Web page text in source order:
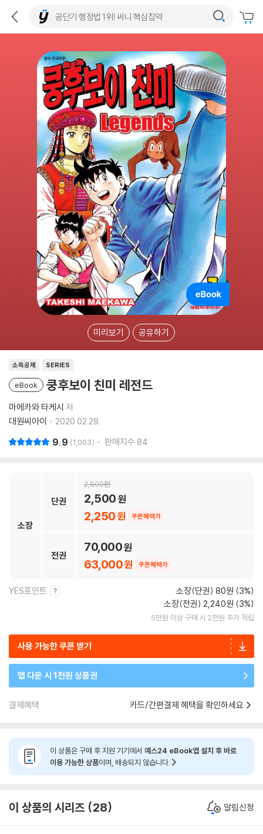
미리보기 공유하기
소득공제 SERIES
eBook 쿵후보이 친미 레전드
마에카와 타케시 저
대원씨아이
2020.02.28.
9.9 1,003 판매지수 84
소장
단권
2,500
2,250 쿠폰혜택가
2,500
전권
63,000 쿠폰혜택가
70,000
YES포인트
소장(단권) 80원 (3%)
소장(전권) 2,240원 (3%)
5만원 이상 구매 시 2천원 추가 적립
사용 가능한 쿠폰 받기
앱 다운 시 1천원 상품권
결제혜택 카드/간편결제 혜택을 확인하세요
이 상품은 구매 후 지원 기기에서 예스24 eBook앱 설치 후 바로
이용 가능한 상품이며, 배송되지 않습니다.
이 상품의 시리즈 28 알림신청